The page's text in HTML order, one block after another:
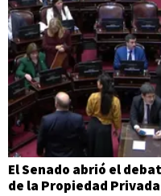
El Senado abrió el
de la Propiedad Privada